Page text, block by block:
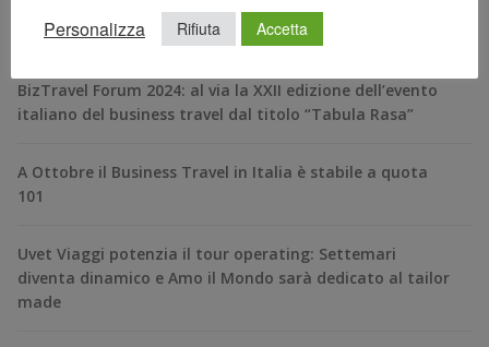
A Novembre il Business Travel in Italia è a quota 95
BizTravel Forum 2024: al via la XXII edizione dell’evento
italiano del business travel dal titolo “Tabula Rasa”
A Ottobre il Business Travel in Italia è stabile a quota
101
Uvet Viaggi potenzia il tour operating: Settemari
diventa dinamico e Amo il Mondo sarà dedicato al tailor
made
Personalizza Rifiuta Accetta